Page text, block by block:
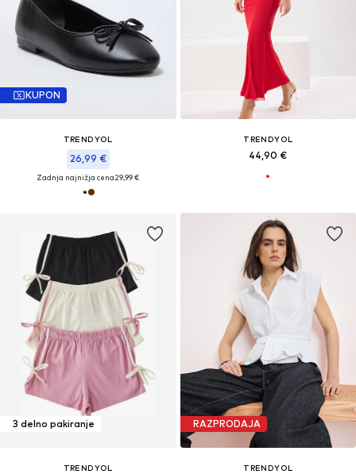
KUPON
TRENDYOL
26,99 €
Zadnja najnižja cena29,99 €
TRENDYOL
44,90 €
3 delno pakiranje
TRENDYOL
RAZPRODAJA
TRENDYOL